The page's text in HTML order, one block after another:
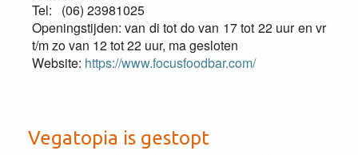
Tel: (06) 23981025
Openingstijden: van di tot do van 17 tot 22 uur en vr
t/m zo van 12 tot 22 uur, ma gesloten
Website: https://www.focusfoodbar.com/
Vegatopia is gestopt